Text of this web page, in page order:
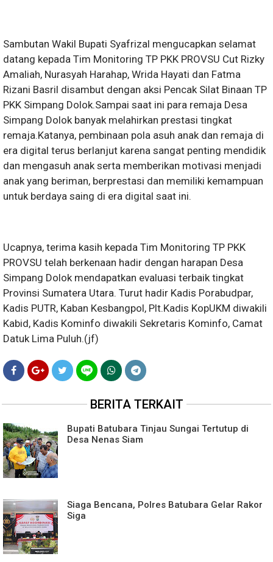
Sambutan Wakil Bupati Syafrizal mengucapkan selamat
datang kepada Tim Monitoring TP PKK PROVSU Cut Rizky
Amaliah, Nurasyah Harahap, Wrida Hayati dan Fatma
Rizani Basril disambut dengan aksi Pencak Silat Binaan TP
PKK Simpang Dolok.Sampai saat ini para remaja Desa
Simpang Dolok banyak melahirkan prestasi tingkat
remaja.Katanya, pembinaan pola asuh anak dan remaja di
era digital terus berlanjut karena sangat penting mendidik
dan mengasuh anak serta memberikan motivasi menjadi
anak yang beriman, berprestasi dan memiliki kemampuan
untuk berdaya saing di era digital saat ini.
Ucapnya, terima kasih kepada Tim Monitoring TP PKK
PROVSU telah berkenaan hadir dengan harapan Desa
Simpang Dolok mendapatkan evaluasi terbaik tingkat
Provinsi Sumatera Utara. Turut hadir Kadis Porabudpar,
Kadis PUTR, Kaban Kesbangpol, Plt.Kadis KopUKM diwakili
Kabid, Kadis Kominfo diwakili Sekretaris Kominfo, Camat
Datuk Lima Puluh.(jf)
BERITA TERKAIT
Bupati Batubara Tinjau Sungai Tertutup di
Desa Nenas Siam
Siaga Bencana, Polres Batubara Gelar Rakor
Siga